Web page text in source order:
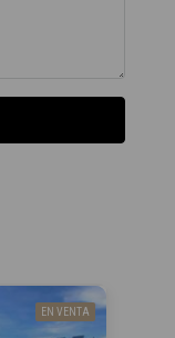
EN VENTA